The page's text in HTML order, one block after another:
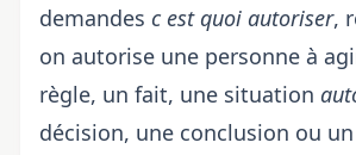
demandes c est quoi autoriser,
on autorise une personne à
règle, un fait, une situation
décision, une conclusion ou un